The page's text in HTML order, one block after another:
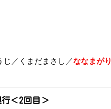
／くまだまさし／ななまがり
＜2回目＞